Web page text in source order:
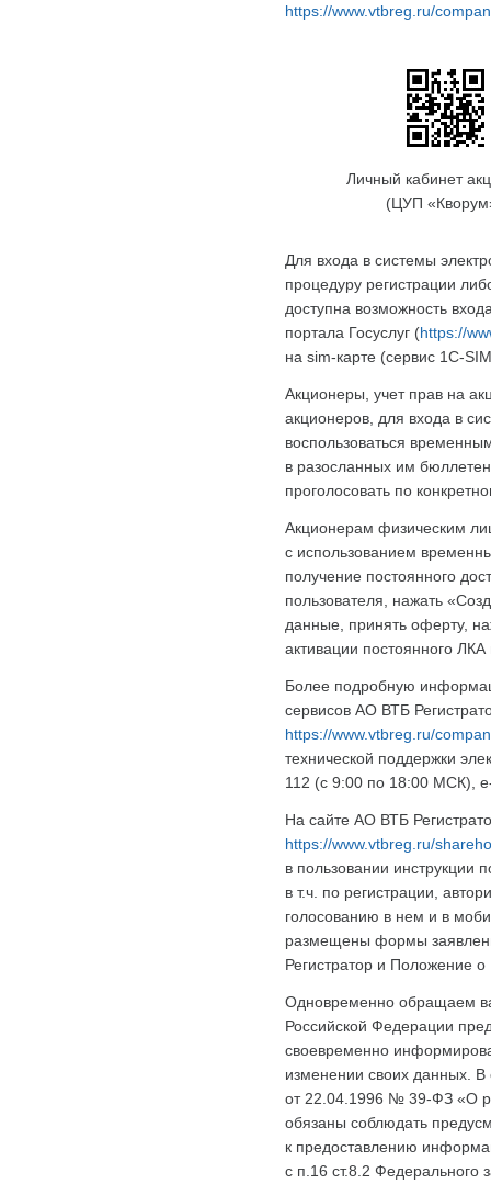
https://www.vtbreg.ru/
Личный кабинет
(ЦУП
Для входа в системы
процедуру регистрации
доступна возможность
портала Госуслуг (https://
на sim-карте (сервис 1С-
Акционеры, учет прав на
акционеров, для входа в
воспользоваться
в разосланных им
проголосовать по
Акционерам физическим
с использованием
получение постоянного
пользователя, нажать
данные, принять оферту,
активации постоянного
Более подробную
сервисов АО ВТБ
https://www.vtbreg.ru/
технической поддержки
112 (с 9:00 по 18:00 МСК),
На сайте АО ВТБ
https://www.vtbreg.ru/
в пользовании
в т.ч. по регистрации,
голосованию в нем и в
размещены формы
Регистратор и Положение
Одновременно обращаем
Российской Федерации
своевременно
изменении своих данных. В
от 22.04.1996 № 39-ФЗ «О
обязаны соблюдать
к предоставлению
с п.16 ст.8.2